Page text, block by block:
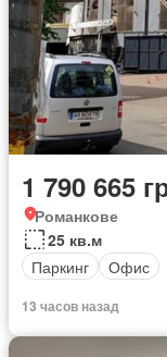
1 790 665
Романкове
25 кв.м
Паркинг
Офис
13 часов назад